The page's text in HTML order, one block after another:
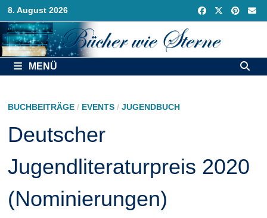
Zurück
zum
Inhalt
8. August 2026
MENÜ
BUCHBEITRÄGE/ EVENTS/ JUGENDBUCH
Deutscher
Jugendliteraturpreis 2020
(Nominierungen)